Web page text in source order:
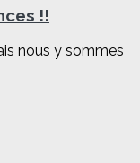
!!
nous y sommes